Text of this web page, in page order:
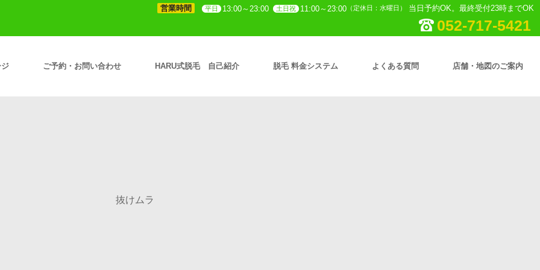
営業時間 平日 13:00～23:00 土日祝 11:00～23:00 （定休日：水曜日） 当日予約OK。最終受付23時までOK
052-717-5421
ご予約・お問い合わせ HARU式脱毛 自己紹介 脱毛 料金システム よくある質問 店舗・地図のご案内
抜けムラ